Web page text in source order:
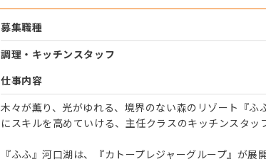
募集職種
調理・キッチンスタッフ
仕事内容
木々が薫り、光がゆれる、境界のない森のリゾート『ふ
にスキルを高めていける、主任クラスのキッチンスタッ
『ふふ』河口湖は、『カトープレジャーグループ』が展